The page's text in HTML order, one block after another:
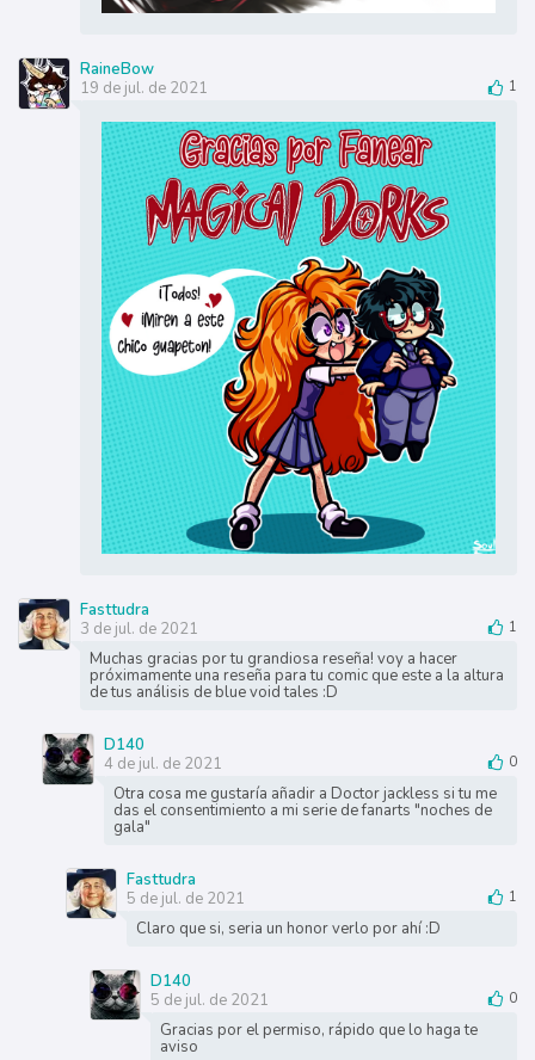
RaineBow
19 de jul. de 2021
1
Fasttudra
3 de jul. de 2021
1
Muchas gracias por tu grandiosa reseña! voy a hacer
próximamente una reseña para tu comic que este a la altura
de tus análisis de blue void tales :D
D140
4 de jul. de 2021
0
Otra cosa me gustaría añadir a Doctor jackless si tu me
das el consentimiento a mi serie de fanarts "noches de
gala"
Fasttudra
5 de jul. de 2021
1
Claro que si, seria un honor verlo por ahí :D
D140
5 de jul. de 2021
0
Gracias por el permiso, rápido que lo haga te
aviso